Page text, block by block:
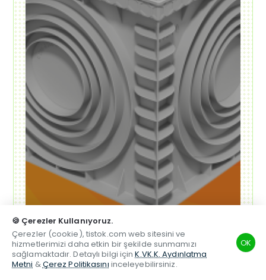
TSM Hesabım Whatsapp Telefon Beğenilen
🍪 Çerezler Kullanıyoruz.
Çerezler (cookie), tistok.com web sitesini ve
hizmetlerimizi daha etkin bir şekilde sunmamızı
sağlamaktadır. Detaylı bilgi içinK.VK.K. Aydınlatma
Metni &Çerez Politikasını inceleyebilirsiniz.
OK
Alışverişe Başla ➝